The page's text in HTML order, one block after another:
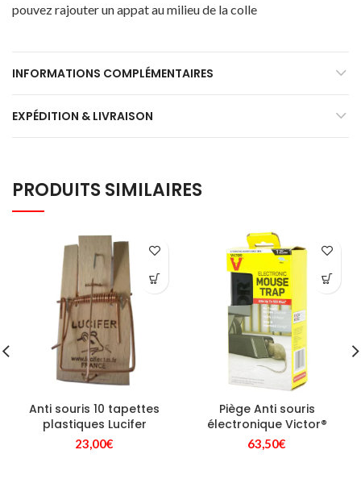
pouvez rajouter un appat au milieu de la colle
INFORMATIONS COMPLÉMENTAIRES
EXPÉDITION & LIVRAISON
PRODUITS SIMILAIRES
Anti souris 10 tapettes
plastiques Lucifer
23,00€
Piège Anti souris
électronique Victor®
63,50€